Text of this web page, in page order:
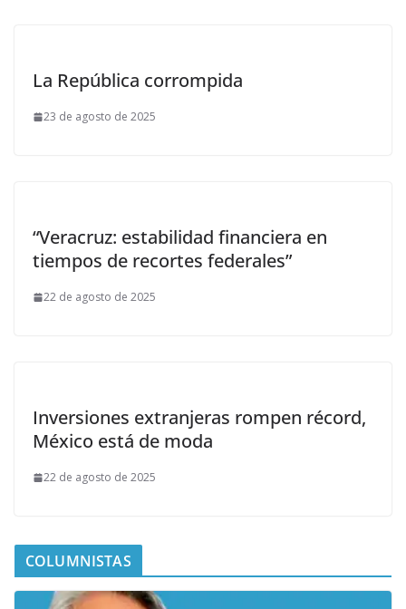
La República corrompida
23 de agosto de 2025
“Veracruz: estabilidad financiera en
tiempos de recortes federales”
22 de agosto de 2025
Inversiones extranjeras rompen récord,
México está de moda
22 de agosto de 2025
COLUMNISTAS